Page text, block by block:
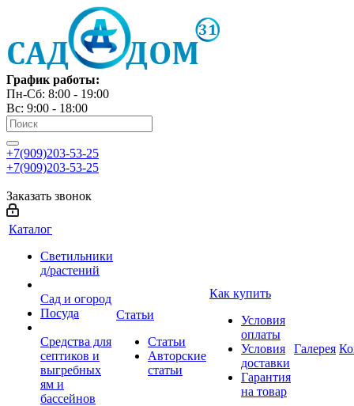
График работы:
Пн-Сб: 8:00 - 19:00
Вс: 9:00 - 18:00
+7(909)203-53-25
+7(909)203-53-25
Заказать звонок
Каталог
Светильники
д/растений
Сад и огород
Посуда
Средства для
септиков и
выгребных
ям и
бассейнов
Статьи
Статьи
Авторские
статьи
Как купить
Условия
оплаты
Условия
доставки
Гарантия
на товар
Галерея